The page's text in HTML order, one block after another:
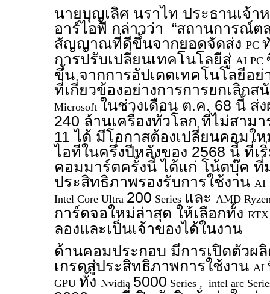
นายบุญเลิศ นราไท ประธานเจ้า
อาร์ไอพี กล่าวว่า “สถานการณ์ต
สัญญาณที่ดีขึ้นจากยอดจัดส่ง PC
การปรับเปลี่ยนเทคโนโลยีสู่ AI PC
ขึ้น จากการอัปเดตเทคโนโลยีอย่
ที่เกี่ยวข้องอย่างการการยกเลิก
Microsoft ในช่วงเดือน ต.ค. 68 นี้ ส่
240 ล้านเครื่องทั่วโลก ที่ไม่สาม
11 ได้ มีโอกาสต้องเปลี่ยนคอมใ
ไอทีในครึ่งปีหลังของ 2568 นี้ ที่เ
คอมมาร์ตครั้งนี้ ได้แก่ โน้ตบุ๊ค ที่
ประสิทธิภาพรองรับการใช้งาน AI
Intel Core Ultra 200 Series และ AMD
การ์ดจอใหม่ล่าสุด ให้เลือกทั้ง
ลองและเป็นเจ้าของได้ในงาน
ด้านคอมประกอบ มีการเปิดตัวผ
เกรดสู่ประสิทธิภาพการใช้งาน AI
GPU ทั้ง Nvidia 5000 Series , intel arc